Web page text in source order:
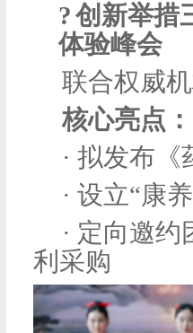
?创新举措
体验峰会
联合权威
核心亮点：
· 拟发布
· 设立“康
· 定向邀
利采购